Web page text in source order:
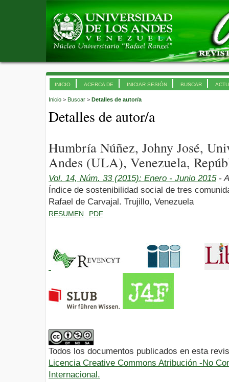
INICIO ACERCA DE INICIAR SESIÓN BUSCAR
Inicio > Buscar > Detalles de autor/a
Detalles de autor/a
Humbría Núñez, Johny José,
Andes (ULA), Venezuela,
Vol. 14, Núm. 33 (2015): Enero - Junio 2015-
Índice de sostenibilidad social de tres
Rafael de Carvajal. Trujillo, Venezuela
RESUMEN PDF
Todos los documentos publicados en esta
Licencia Creative Commons Atribución -No
Internacional.